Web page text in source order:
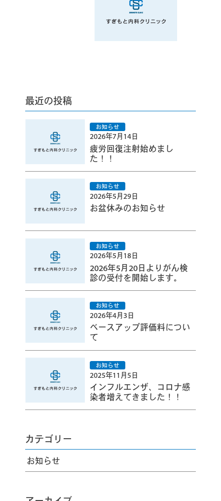
最近の投稿
疲労回復注射始めまし
た！！
2026年7月14日
お盆休みのお知らせ
2026年5月29日
2026年5月20日よりがん検
診の受付を開始します。
2026年5月18日
ベースアップ評価料につい
て
2026年4月3日
インフルエンザ、コロナ感
染者増えてきました！！
2025年11月5日
カテゴリー
お知らせ